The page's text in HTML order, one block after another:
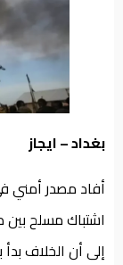
بغداد – ايجاز
أفاد مصدر أمني
اشتباك مسلح بين
إلى أن الخلاف